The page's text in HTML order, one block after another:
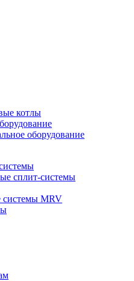
котлы
оборудование
сплит-системы
системы MRV